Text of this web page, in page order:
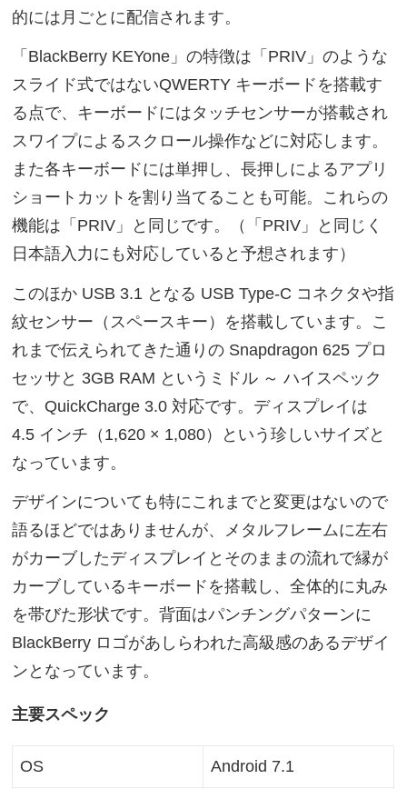
的には月ごとに配信されます。
「BlackBerry KEYone」の特徴は「PRIV」のような
スライド式ではないQWERTY キーボードを搭載す
る点で、キーボードにはタッチセンサーが搭載され
スワイプによるスクロール操作などに対応します。
また各キーボードには単押し、長押しによるアプリ
ショートカットを割り当てることも可能。これらの
機能は「PRIV」と同じです。（「PRIV」と同じく
日本語入力にも対応していると予想されます）
このほか USB 3.1 となる USB Type-C コネクタや指
紋センサー（スペースキー）を搭載しています。こ
れまで伝えられてきた通りの Snapdragon 625 プロ
セッサと 3GB RAM というミドル ～ ハイスペック
で、QuickCharge 3.0 対応です。ディスプレイは
4.5 インチ（1,620 × 1,080）という珍しいサイズと
なっています。
デザインについても特にこれまでと変更はないので
語るほどではありませんが、メタルフレームに左右
がカーブしたディスプレイとそのままの流れで縁が
カーブしているキーボードを搭載し、全体的に丸み
を帯びた形状です。背面はパンチングパターンに
BlackBerry ロゴがあしらわれた高級感のあるデザイ
ンとなっています。
主要スペック
OS Android 7.1